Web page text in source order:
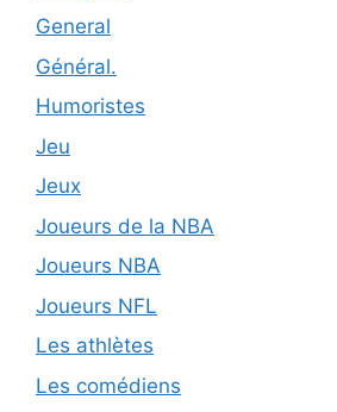
General
Général.
Humoristes
Jeu
Jeux
Joueurs de la NBA
Joueurs NBA
Joueurs NFL
Les athlètes
Les comédiens